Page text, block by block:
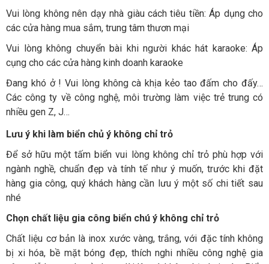
Vui lòng không nên dạy nhà giàu cách tiêu tiền: Áp dụng cho
các cửa hàng mua sắm, trung tâm thươn mại
Vui lòng không chuyển bài khi người khác hát karaoke: Áp
cụng cho các cửa hàng kinh doanh karaoke
Đang khó ở ! Vui lòng không cà khịa kẻo tao đấm cho đấy…
Các công ty về công nghệ, môi trường làm việc trẻ trung có
nhiều gen Z, J…
Lưu ý khi làm biển chủ ý không chỉ trỏ
Để sở hữu một tấm biển vui lòng không chỉ trỏ phù hợp với
ngành nghề, chuẩn đẹp và tính tế như ý muốn, trước khi đặt
hàng gia công, quý khách hàng cần lưu ý một số chi tiết sau
nhé
Chọn chất liệu gia công biển chú ý không chỉ trỏ
Chất liệu cơ bản là inox xước vàng, trắng, với đặc tính không
bị xi hóa, bề mặt bóng đẹp, thích nghi nhiều công nghệ gia